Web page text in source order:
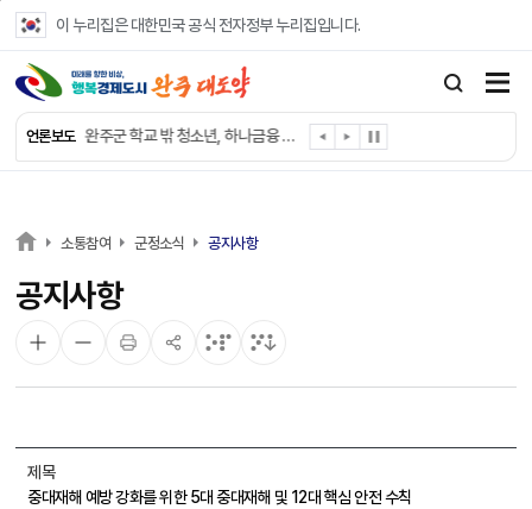
이 누리집은 대한민국 공식 전자정부 누리집입니다.
언론보도
완주 이서면, 홀몸 남성 위한 ‘이서천사 요리교실’
완주군 학교 밖 청소년, 하나금융 장학생 최종 선발
완주군 청소년 여름방학 맞아 “내 손으로 뚝딱”
소통참여 군정소식 공지사항
공지사항
제목
중대재해 예방 강화를 위한 5대 중대재해 및 12대 핵심 안전 수칙